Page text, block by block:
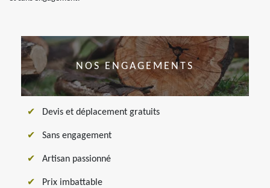
NOS ENGAGEMENTS
Devis et déplacement gratuits
Sans engagement
Artisan passionné
Prix imbattable